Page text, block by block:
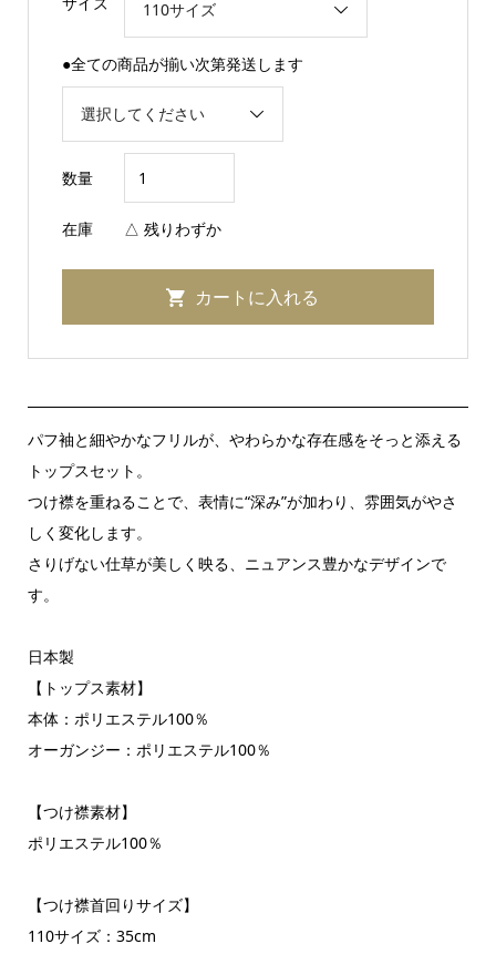
パフ袖と細やかなフリルが、やわらかな存在感をそっと添える
トップスセット。
つけ襟を重ねることで、表情に“深み”が加わり、雰囲気がやさ
しく変化します。
さりげない仕草が美しく映る、ニュアンス豊かなデザインで
す。
日本製
【トップス素材】
本体：ポリエステル100％
オーガンジー：ポリエステル100％
【つけ襟素材】
ポリエステル100％
【つけ襟首回りサイズ】
110サイズ：35cm
●全ての商品が揃い次第発送します
数量
在庫 △ 残りわずか